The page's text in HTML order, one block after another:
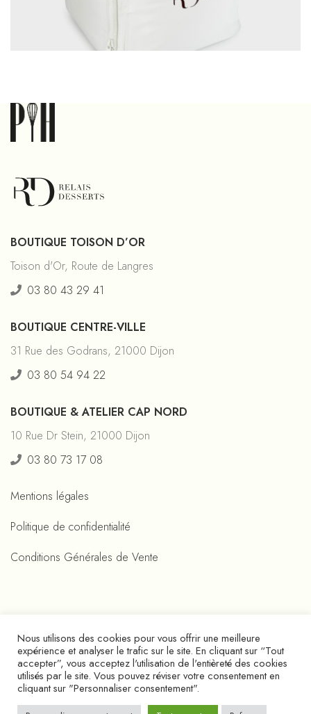
BOUTIQUE TOISON D’OR
Toison d'Or, Route de Langres
03 80 43 29 41
BOUTIQUE CENTRE-VILLE
31 Rue des Godrans, 21000 Dijon
03 80 54 94 22
BOUTIQUE & ATELIER CAP NORD
10 Rue Dr Stein, 21000 Dijon
03 80 73 17 08
Mentions légales
Politique de confidentialité
Conditions Générales de Vente
Nous utilisons des cookies pour vous offrir une meilleure
expérience et analyser le trafic sur le site. En cliquant sur “Tout
accepter”, vous acceptez l'utilisation de l'entièreté des cookies
utilisés par le site. Vous pouvez réviser votre consentement en
cliquant sur "Personnaliser consentement".